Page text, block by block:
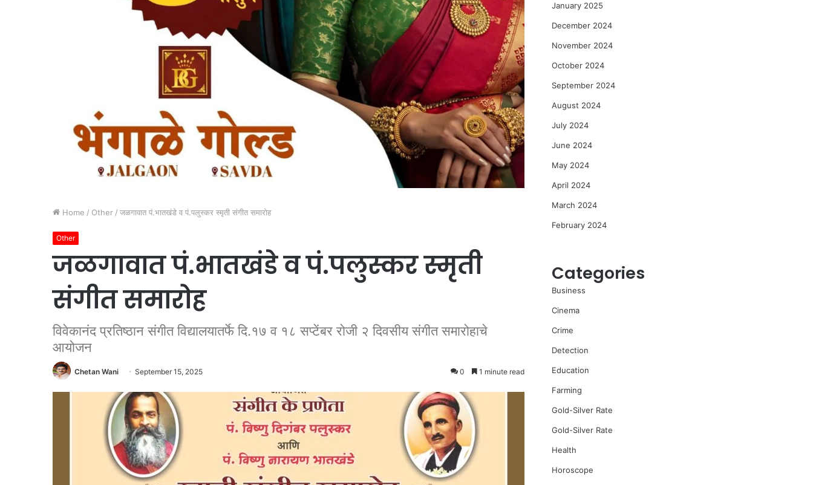
Home / Other / जळगावात पं.भातखंडे व पं.पलुस्कर स्मृती संगीत समारोह
Other
जळगावात पं.भातखंडे व पं.पलुस्कर स्मृती
संगीत समारोह
विवेकानंद प्रतिष्ठान संगीत विद्यालयातर्फे दि.१७ व १८ सप्टेंबर रोजी २ दिवसीय संगीत समारोहाचे
आयोजन
Chetan Wani September 15, 2025 0 1 minute read
January 2025
December 2024
November 2024
October 2024
September 2024
August 2024
July 2024
June 2024
May 2024
April 2024
March 2024
February 2024
Categories
Business
Cinema
Crime
Detection
Education
Farming
Gold-Silver Rate
Gold-Silver Rate
Health
Horoscope